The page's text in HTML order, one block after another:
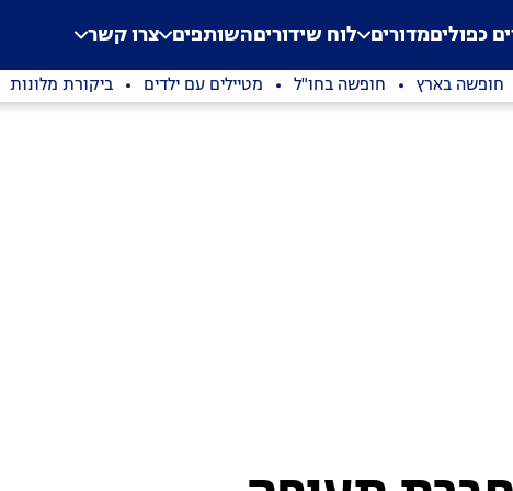
Application error: a
. כפוליםמדורים לוח שידוריםהשותפים צרו קשר
חופשה בארץ חופשה בחו"ל מטיילים עם ילדים ביקורת מלונות